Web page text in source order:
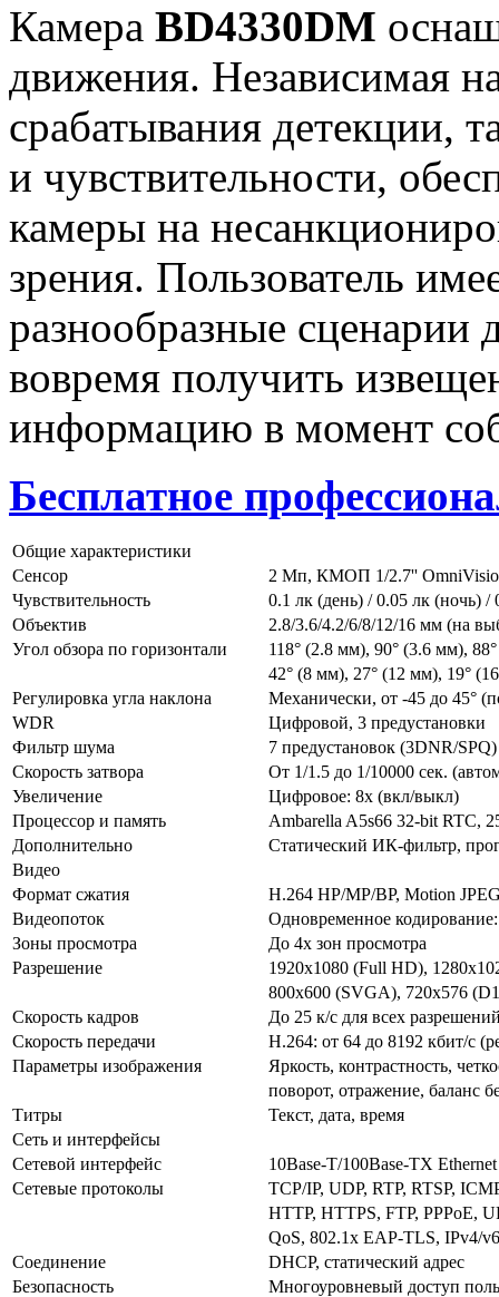
Камера BD4330DM
движения. Независимая
срабатывания детекции,
и чувствительности,
камеры на
зрения. Пользователь
разнообразные сценарии
вовремя получить
информацию в момент
Бесплатное
Общие характеристики
Сенсор
2 Мп, КМОП 1/2.7''
Чувствительность
0.1 лк (день) / 0.05 лк (ночь) /
Объектив
2.8/3.6/4.2/6/8/12/16 мм (на
Угол обзора по горизонтали
118° (2.8 мм), 90° (3.6 мм),
42° (8 мм), 27° (12 мм), 19°
Регулировка угла наклона
Механически, от -45 до 45°
WDR
Цифровой, 3 предустановки
Фильтр шума
7 предустановок (3DNR/SPQ)
Скорость затвора
От 1/1.5 до 1/10000 сек.
Увеличение
Цифровое: 8х (вкл/выкл)
Процессор и память
Ambarella A5s66 32-bit
Дополнительно
Статический ИК-фильтр,
Видео
Формат сжатия
H.264 HP/MP/BP, Motion
Видеопоток
Одновременное
Зоны просмотра
До 4х зон просмотра
Разрешение
1920x1080 (Full HD),
800x600 (SVGA), 720x576
Скорость кадров
До 25 к/с для всех
Скорость передачи
Н.264: от 64 до 8192 кбит/с
Параметры изображения
Яркость, контрастность,
поворот, отражение, баланс
Титры
Текст, дата, время
Сеть и интерфейсы
Сетевой интерфейс
10Base-T/100Base-TX
Сетевые протоколы
TCP/IP, UDP, RTP, RTSP,
HTTP, HTTPS, FTP, PPPoE,
QoS, 802.1x EAP-TLS, IPv4/
Соединение
DHCP, статический адрес
Безопасность
Многоуровневый доступ